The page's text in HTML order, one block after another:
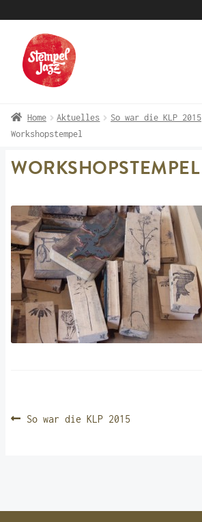
Navigation
springen
Inhalt
springen
Home Aktuelles
So war die KLP 2015
Workshopstempel
WORKSHOPSTEMPEL
BEITRAGSNAVIGATION
Vorheriger
So war die KLP 2015